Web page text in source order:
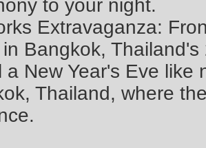
to your night.
Extravaganza:
Bangkok,
a New Year's Eve like
Thailand, where